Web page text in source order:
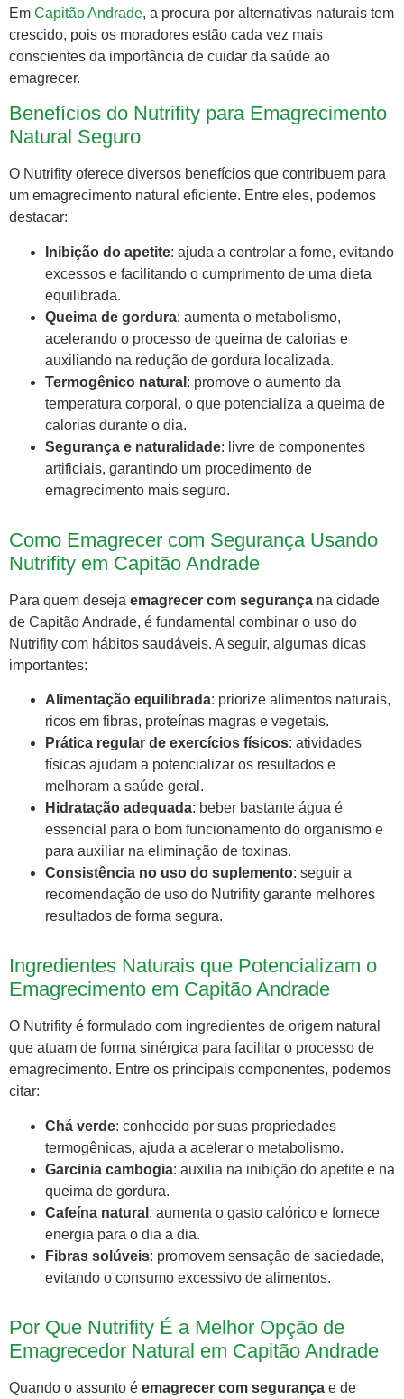
Em Capitão Andrade, a procura por alternativas naturais tem
crescido, pois os moradores estão cada vez mais
conscientes da importância de cuidar da saúde ao
emagrecer.
Benefícios do Nutrifity para Emagrecimento
Natural Seguro
O Nutrifity oferece diversos benefícios que contribuem para
um emagrecimento natural eficiente. Entre eles, podemos
destacar:
Inibição do apetite: ajuda a controlar a fome, evitando
excessos e facilitando o cumprimento de uma dieta
equilibrada.
Queima de gordura: aumenta o metabolismo,
acelerando o processo de queima de calorias e
auxiliando na redução de gordura localizada.
Termogênico natural : promove o aumento da
temperatura corporal, o que potencializa a queima de
calorias durante o dia.
Segurança e naturalidade: livre de componentes
artificiais, garantindo um procedimento de
emagrecimento mais seguro.
Como Emagrecer com Segurança Usando
Nutrifity em Capitão Andrade
Para quem deseja emagrecer com segurança na cidade
de Capitão Andrade, é fundamental combinar o uso do
Nutrifity com hábitos saudáveis. A seguir, algumas dicas
importantes:
Alimentação equilibrada: priorize alimentos naturais,
ricos em fibras, proteínas magras e vegetais.
Prática regular de exercícios físicos: atividades
físicas ajudam a potencializar os resultados e
melhoram a saúde geral.
Hidratação adequada: beber bastante água é
essencial para o bom funcionamento do organismo e
para auxiliar na eliminação de toxinas.
Consistência no uso do suplemento: seguir a
recomendação de uso do Nutrifity garante melhores
resultados de forma segura.
Ingredientes Naturais que Potencializam o
Emagrecimento em Capitão Andrade
O Nutrifity é formulado com ingredientes de origem natural
que atuam de forma sinérgica para facilitar o processo de
emagrecimento. Entre os principais componentes, podemos
citar:
Chá verde: conhecido por suas propriedades
termogênicas, ajuda a acelerar o metabolismo.
Garcinia cambogia: auxilia na inibição do apetite e na
queima de gordura.
Cafeína natural : aumenta o gasto calórico e fornece
energia para o dia a dia.
Fibras solúveis: promovem sensação de saciedade,
evitando o consumo excessivo de alimentos.
Por Que Nutrifity É a Melhor Opção de
Emagrecedor Natural em Capitão Andrade
Quando o assunto é emagrecer com segurança e de